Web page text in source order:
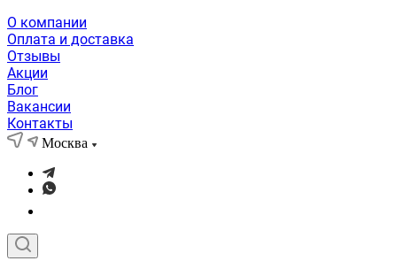
О компании
Оплата и доставка
Отзывы
Акции
Блог
Вакансии
Контакты
Москва